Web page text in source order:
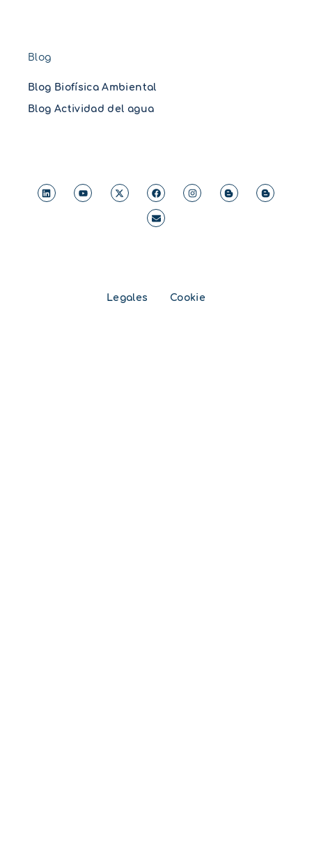
Blog
Blog Biofísica Ambiental
Blog Actividad del agua
Legales Cookie